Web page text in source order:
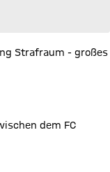
Strafraum - großes
dem FC